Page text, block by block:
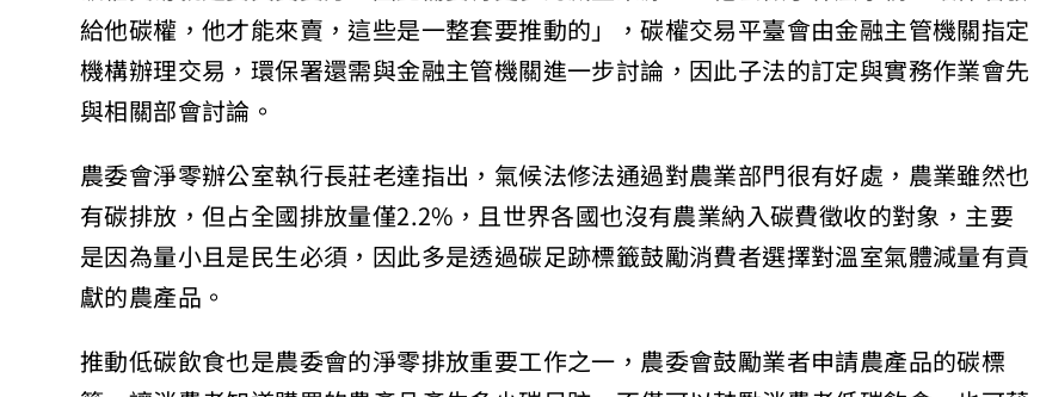
給他碳權，他才能來賣，這些是一整套要推動的」，碳權交易平臺會由金融主管機關指定
機構辦理交易，環保署還需與金融主管機關進一步討論，因此子法的訂定與實務作業會先
與相關部會討論。
農委會淨零辦公室執行長莊老達指出，氣候法修法通過對農業部門很有好處，農業雖然也
有碳排放，但占全國排放量僅2.2%，且世界各國也沒有農業納入碳費徵收的對象，主要
是因為量小且是民生必須，因此多是透過碳足跡標籤鼓勵消費者選擇對溫室氣體減量有貢
獻的農產品。
推動低碳飲食也是農委會的淨零排放重要工作之一，農委會鼓勵業者申請農產品的碳標